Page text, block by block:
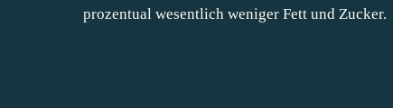
prozentual wesentlich weniger Fett und Zucker.